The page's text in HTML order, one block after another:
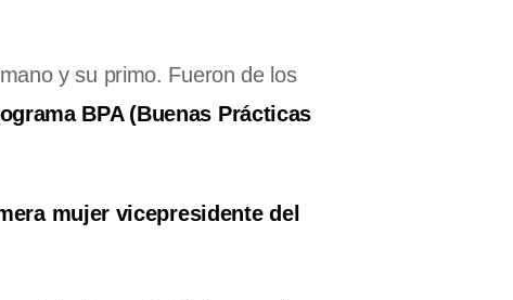
y su primo. Fueron de los
BPA (Buenas Prácticas
mujer vicepresidente del